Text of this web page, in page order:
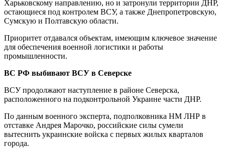
Харьковскому направлению, но и затронули территории ДНР,
остающиеся под контролем ВСУ, а также Днепропетровскую,
Сумскую и Полтавскую области.
Приоритет отдавался объектам, имеющим ключевое значение
для обеспечения военной логистики и работы
промышленности.
ВС РФ выбивают ВСУ в Северске
ВСУ продолжают наступление в районе Северска,
расположенного на подконтрольной Украине части ДНР.
По данным военного эксперта, подполковника НМ ЛНР в
отставке Андрея Марочко, российские силы сумели
вытеснить украинские войска с первых жилых кварталов
города.